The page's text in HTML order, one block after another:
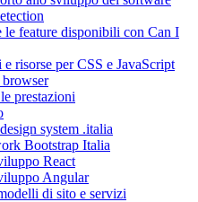
le feature disponibili con Can I
risorse per CSS e JavaScript
prestazioni
system .italia
Bootstrap Italia
React
Angular
di sito e servizi